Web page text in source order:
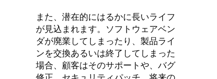
また、潜在的にはるかに長いライフ
が見込まれます。ソフトウェアベン
ダが廃業してしまったり、製品ライ
ンを交換あるいは終了してしまった
場合、顧客はそのサポートや、バグ